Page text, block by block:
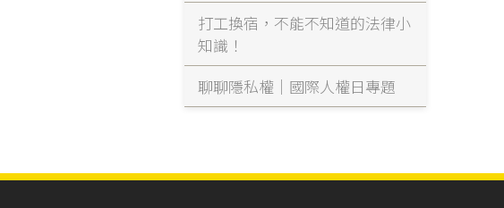
打工換宿，不能不知道的法律小
知識！
聊聊隱私權｜國際人權日專題